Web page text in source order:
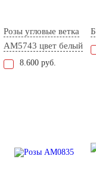
Розы угловые ветка
AM5743 цвет белый
8.600 руб.